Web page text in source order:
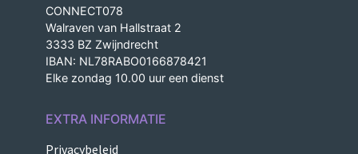
CONNECT078
Walraven van Hallstraat 2
3333 BZ Zwijndrecht
IBAN: NL78RABO0166878421
Elke zondag 10.00 uur een dienst
EXTRA INFORMATIE
Privacybeleid